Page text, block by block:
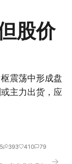
股价
震荡中形成盘
主力出货，应
393 410 79
→